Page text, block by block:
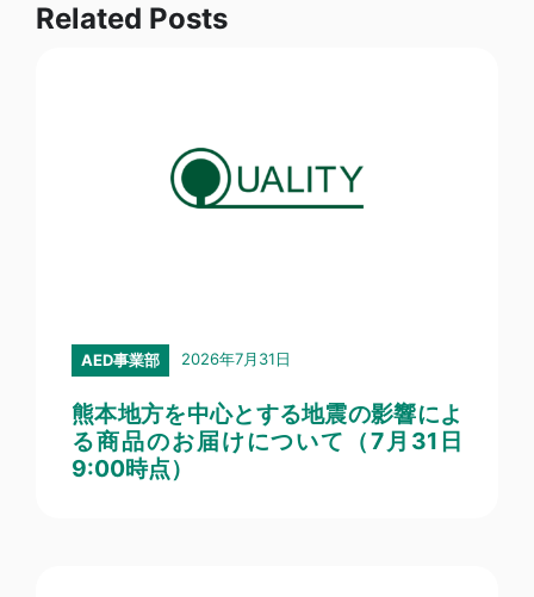
Related Posts
AED事業部 2026年7月31日
熊本地方を中心とする地震の影響によ
る商品のお届けについて（7月31日
9:00時点）